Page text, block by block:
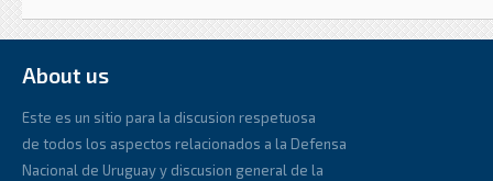
About us
Este es un sitio para la discusion respetuosa
de todos los aspectos relacionados a la Defensa
Nacional de Uruguay y discusion general de la